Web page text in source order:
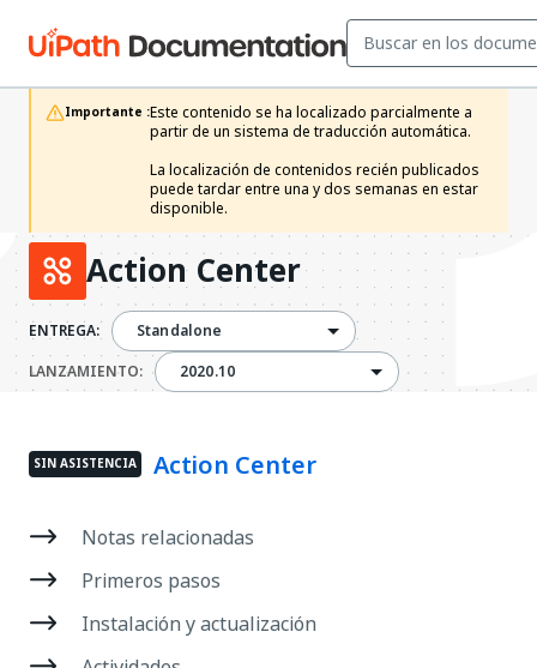
Importante :Este contenido se ha localizado parcialmente a
partir de un sistema de traducción automática.
La localización de contenidos recién publicados
puede tardar entre una y dos semanas en estar
disponible.
Action Center
ENTREGA:
Standalone
LANZAMIENTO:2020.102020.10
SIN ASISTENCIA Action Center
Notas relacionadas
Primeros pasos
Instalación y actualización